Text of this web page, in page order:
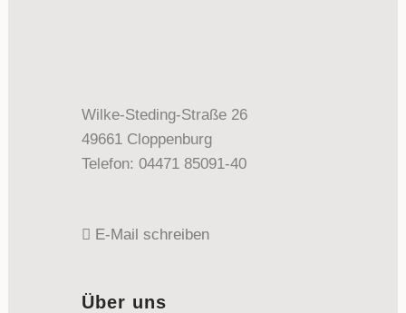
Wilke-Steding-Straße 26
49661 Cloppenburg
Telefon: 04471 85091-40
E-Mail schreiben
Über uns